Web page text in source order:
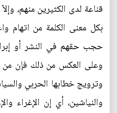
قناعة لدى الكثيرين منهم،
بكل معنى الكلمة من اتهام
حجب حقهم في النشر أو
وعلى العكس من ذلك فإن من
وترويج خطابها الحربي
والنياشين، أي إن الإغراء